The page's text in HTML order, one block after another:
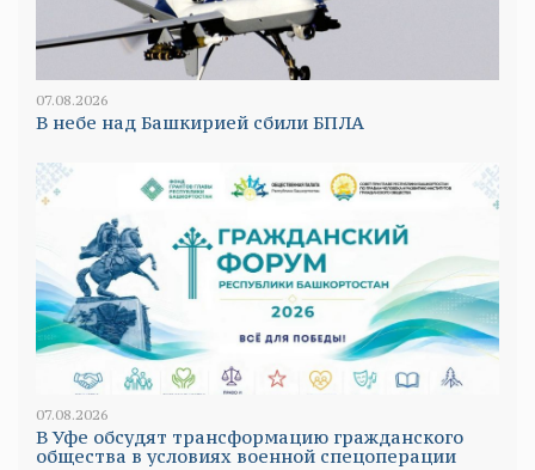
07.08.2026
В небе над Башкирией сбили БПЛА
07.08.2026
В Уфе обсудят трансформацию гражданского
общества в условиях военной спецоперации